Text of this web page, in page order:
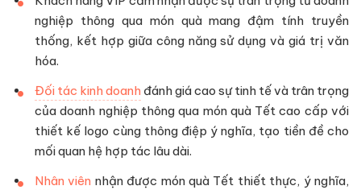
nghiệp thông qua món quà mang đậm tính truyền
thống, kết hợp giữa công năng sử dụng và giá trị văn
hóa.
Đối tác kinh doanh đánh giá cao sự tinh tế và trân trọng
của doanh nghiệp thông qua món quà Tết cao cấp với
thiết kế logo cùng thông điệp ý nghĩa, tạo tiền đề cho
mối quan hệ hợp tác lâu dài.
Nhân viên nhận được món quà Tết thiết thực, ý nghĩa,